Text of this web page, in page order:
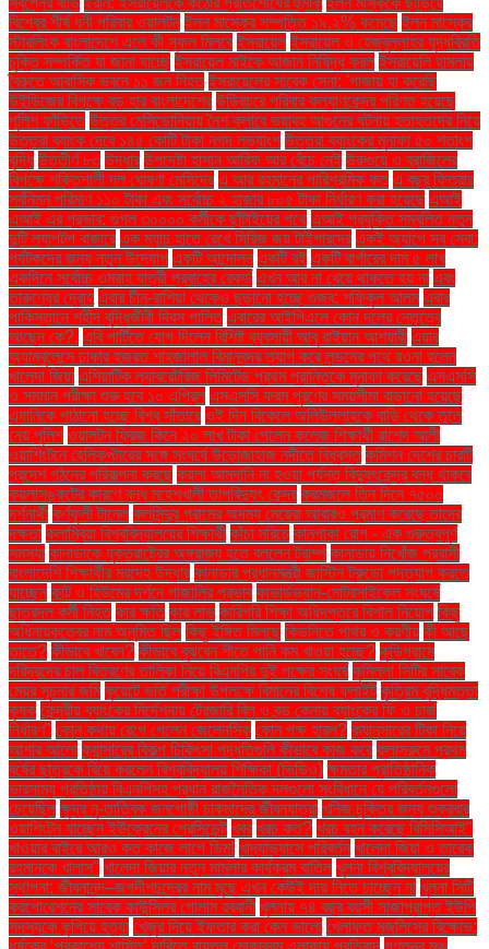
বিশ্বের শীর্ষ ধনী পরিবার ওয়ালটন ইলন মাস্কের সম্পত্তি ১৯.২% কমেছে ইলন মাস্কের
স্টারলিংক বাংলাদেশে এলে কী সুফল মিলবে ইসরায়েল ইসরায়েল ও হেজবুল্লাহর যুদ্ধবিরতি
চুক্তি সম্পর্কিত যা জানা যাচ্ছে ইসরায়েল মাইকে আজান নিষিদ্ধ করল ইসরায়েলি হামলায়
বৈরুতে আবাসিক ভবনে ১১ জন নিহত ইসরায়েলের সাবেক সেনা: 'গাজায় যা করেছি
উইন্ডিজের বিপক্ষে বড় হার বাংলাদেশের উড়িরচরে পরিবার কল্যাণকেন্দ্র পরিণত হয়েছে
পুলিশ ফাঁড়িতে উত্তর মেসিডোনিয়ায় নৈশ ক্লাবে ভয়াবহ আগুনের ঘটনায় হতাহতদের নিয়ে
উত্তরা ব্যাংক দেবে ১৪৫ কোটি টাকা নগদ লভ্যাংশ উত্তরা ব্যাংকের মুনাফা ৫০ শতাংশ
বৃদ্ধি উত্তীর্ণ ৮৩ উদ্ধার উপদেষ্টা হাসান আরিফ আর বেঁচে নেই উরুগুয়ে ও ব্রাজিলের
বিপক্ষে শক্তিশালী দল ঘোষণা মেসিদের এ আর রহমানের পারিশ্রমিক কত এ বছর ফিতরার
সর্বনিম্ন পরিমাণ ১১০ টাকা এবং সর্বোচ্চ ২ হাজার ৮০৫ টাকা নির্ধারণ করা হয়েছে এআই
এআই এর প্রভাব: গুগল ৩০০০০ কর্মীকে ছাঁটাইয়ের পথে এআই প্রযুক্তি সম্বলিত নতুন
দুটি ল্যাপটপ বাজারে এক ম্যাচ হাতে রেখে সিরিজ জয় টাইগারদের একই অ্যাপে সব সেবা:
পর্যটকদের জন্য নতুন উদ্যোগ একটি আন্দোলন একটি বই একটি বার্গারের দাম ৫ লাখ
একদিনে সর্বোচ্চ ওমরাহ যাত্রী প্রবাহের রেকর্ড এখন আর না খেয়ে থাকতে হয় না এবং
তারুণ্যের দ্রোহ এবার চীন-রাশিয়া থেকেও ছড়ানো হচ্ছে গুজব: শফিকুল আলম এবার
পাকিস্তানে শহীদ বুদ্ধিজীবী দিবস পালিত এবারের আইপিএলে কোন দলের নেতৃত্বে
আছেন কে?. এবি পার্টিতে যোগ দিলেন বিশিষ্ট ব্যবসায়ী আবু রাইয়ান আশয়ারী এয়ার
অ্যাম্বুলেন্সে ঢাকার হজরত শাহজালাল বিমানবন্দর ত্যাগ করে লন্ডনের পথে রওনা হলেন
খালেদা জিয়া এশিয়াটিক ল্যাবরেটরিজ লিমিটেড প্রথম প্রান্তিকে মুনাফা করেছে এসএসসি
ও সমমান পরীক্ষা শুরু হবে ১০ এপ্রিল এসএসসি ফরম পূরণের সময়সীমা বাড়ানো হয়েছে
এ্যানিকে পাঠানো হচ্ছে বিশ্ব সাঁতারে ওই দিন বিকেলে অলিউল্লাহকে বাড়ি থেকে তুলে
নেয় পুলিশ ওয়ালটন ফ্রিজ কিনে ২০ লাখ টাকা পেলেন কলেজ শিক্ষার্থী রাশেদ আলী
ওয়াশিংটনে হেলিকপ্টারের সঙ্গে সংঘর্ষে উড়োজাহাজ নদীতে বিধ্বস্ত কমিশন দেশের চারটি
প্রদেশ গঠনের পরিকল্পনা করছে কয়লা আমদানি না হওয়া পর্যন্ত বিদ্যুৎকেন্দ্র বন্ধ থাকবে
কয়লাসঙ্কটের কারণে বন্ধ মহেশখালী তাপবিদ্যুৎ কেন্দ্র করমজলে তিন দিনে ৭৫০০
দর্শনার্থী কর্ণফুলী টানেল কলসিন্দুর গ্রামের অদম্য মেয়েরা আবারও প্রমাণ করেছে তাদের
দক্ষতা কলাম্বিয়া বিশ্ববিদ্যালয়ের শিক্ষার্থী কাঁচা মরিচে কানপাকা রোগ - এক গুরুত্বপুর্ণ
সমস্যা কানাডাকে যুক্তরাষ্ট্রের অঙ্গরাজ্য হতে বললেন ট্রাম্প কানাডায় নিখোঁজ প্রবাসী
বাংলাদেশি শিক্ষার্থীর মরদেহ উদ্ধার কানাডার প্রধানমন্ত্রী জাস্টিন ট্রুডো পদত্যাগ করতে
যাচ্ছেন কান্ট ও হিউমের দর্শনে গাজালির প্রভাব কাভার্ডভ্যান-মোটরসাইকেল সংঘর্ষে
ছাত্রদল কর্মী নিহত কার ক্ষতি কার লাভ কারিগরি শিক্ষা অধিদপ্তরে বিশাল নিয়োগ কিছু
অধিনায়কত্বের নাম অনুমিত ছিল কিছু ইঙ্গিত মিলছে কিডনিতে পাথর ও করণীয় কী আছে
তাতে? কীভাবে খাবেন? কীভাবে বুঝবেন শীতে পানি কম খাওয়া হচ্ছে? কুড়িগ্রামে
দরিদ্রদের চাল বিতরণের তালিকা নিয়ে বিএনপির দুই পক্ষের সংঘর্ষ কুমিল্লা সিটির সাবেক
মেয়র সূচনার জমি কুয়েটে ভর্তি পরীক্ষা উপলক্ষে বিমানের বিশেষ ফ্লাইট কৃত্রিম বুদ্ধিমত্তা
কৃষক কেন্দ্রীয় ব্যাংকের নির্দেশনায় ট্রেজারি বিল ও বন্ড কেনায় ব্যাংকের ফি ও চার্জ
নির্ধারণ" কোন কথায় রেগে গেলেন জেলেনস্কি কোন পক্ষ হারল? ক্যানসারের টিকা নিয়ে
আশার আলো ক্যান্সারের বিকল্প চিকিৎসা পদ্ধতিগুলি কীভাবে কাজ করে ক্লাসরুমে প্রথম
বর্ষের ছাত্রকে বিয়ে করলেন বিশ্ববিদ্যালয় শিক্ষিকা (ভিডিও) ক্ষমতার প্রাতিষ্ঠানিক
ভারসাম্য প্রতিষ্ঠায় বিএনপিসহ প্রধান রাজনৈতিক দলগুলো সংবিধানে যে পরিবর্তনগুলো
চেয়েছিল ক্ষুদ্র নৃ-তাত্বিক জনগোষ্ঠী চাকমাদের জীবনযাত্রা খনিজ চুক্তির জন্য শুক্রবার
ওয়াশিংটন যাচ্ছেন ইউক্রেনের প্রেসিডেন্ট খবর খরচ কত? খরচ বহন করেছে বিসিসিআই"
খাওয়ার বাইরে আরও কত কাজে লাগে ডিম! খাদ্যাভ্যাসে পরিবর্তন খালেদা জিয়া ও তারেক
রহমানকে খালাস'' খালেদা জিয়ার নতুন মামলার কার্যক্রম বাতিল খুলনা বিশ্ববিদ্যালয়ের
স্থাপনা: জীবনানন্দ–জগদীশচন্দ্রের নাম মুছে এখন কেউই দায় নিতে চাচ্ছেন না খুলনা সিটি
করপোরেশনের সাবেক কাউন্সিলর গোলাম রব্বানী খুলনায় ৭৪ বছর বয়সী সাজাপ্রাপ্ত ইউপি
সদস্যকে কুপিয়ে হত্যা খেজুর দিয়ে ইফতার করা কেন ভালো খেলাফত মজলিসের বিক্ষোভ: